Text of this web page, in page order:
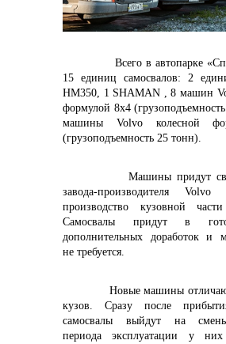
Контакты
+7 (423) 234 50 50
info@vostokcement.ru
Всего в автопарке
15 единиц самосвалов: 2
HM350, 1 SHAMAN , 8 машин
формулой 8x4
машины Volvoколесной
(грузоподъемность 25 тонн).
Машины придут
завода-производителяVolvo
производство кузовной
Самосвалы придут в
дополнительных доработок и
не требуется.
Новые машины отличают
кузов. Сразу после
самосвалы выйдут на
периода эксплуатации у